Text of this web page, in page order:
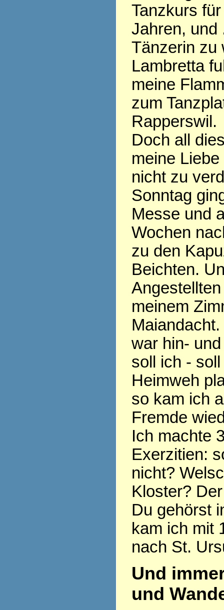
Tanzkurs
Jahren, und
Tänzerin zu
Lambretta
meine
zum
Rapperswil.
Doch all
meine
nicht zu
Sonntag
Messe und
Wochen
zu den
Beichten.
meinem
war hin-
soll ich -
Heimweh
so kam ich
Fremde
Ich machte
Exerzitien:
nicht?
Kloster?
Du gehörst
kam ich mit
nach St.
Und
und